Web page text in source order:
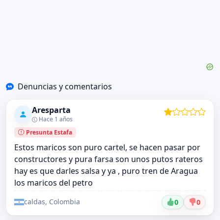
Denuncias y comentarios
Aresparta
Hace 1 años
Presunta Estafa
Estos maricos son puro cartel, se hacen pasar por
constructores y pura farsa son unos putos rateros
hay es que darles salsa y ya , puro tren de Aragua
los maricos del petro
caldas, Colombia 0 0